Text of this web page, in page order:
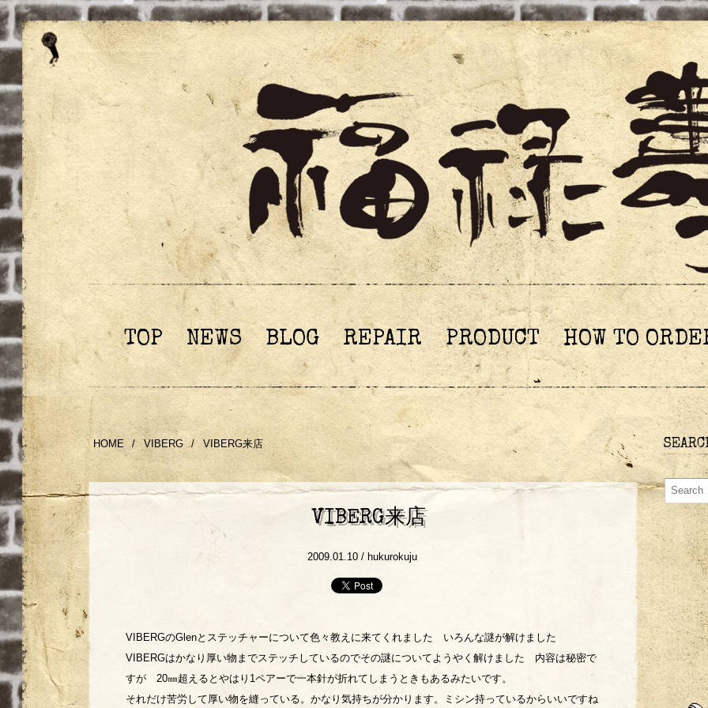
TOP NEWS BLOG REPAIR PRODUCT HOW TO
HOME / VIBERG / VIBERG来店
VIBERG来店
2009.01.10 /hukurokuju
VIBERGのGlenとステッチャーについて色々教えに来てくれました いろんな謎が解けました
VIBERGはかなり厚い物までステッチしているのでその謎についてようやく解けました 内容は秘密で
すが 20㎜超えるとやはり1ペアーで一本針が折れてしまうときもあるみたいです。
それだけ苦労して厚い物を縫っている。かなり気持ちが分かります。ミシン持っているからいいですね